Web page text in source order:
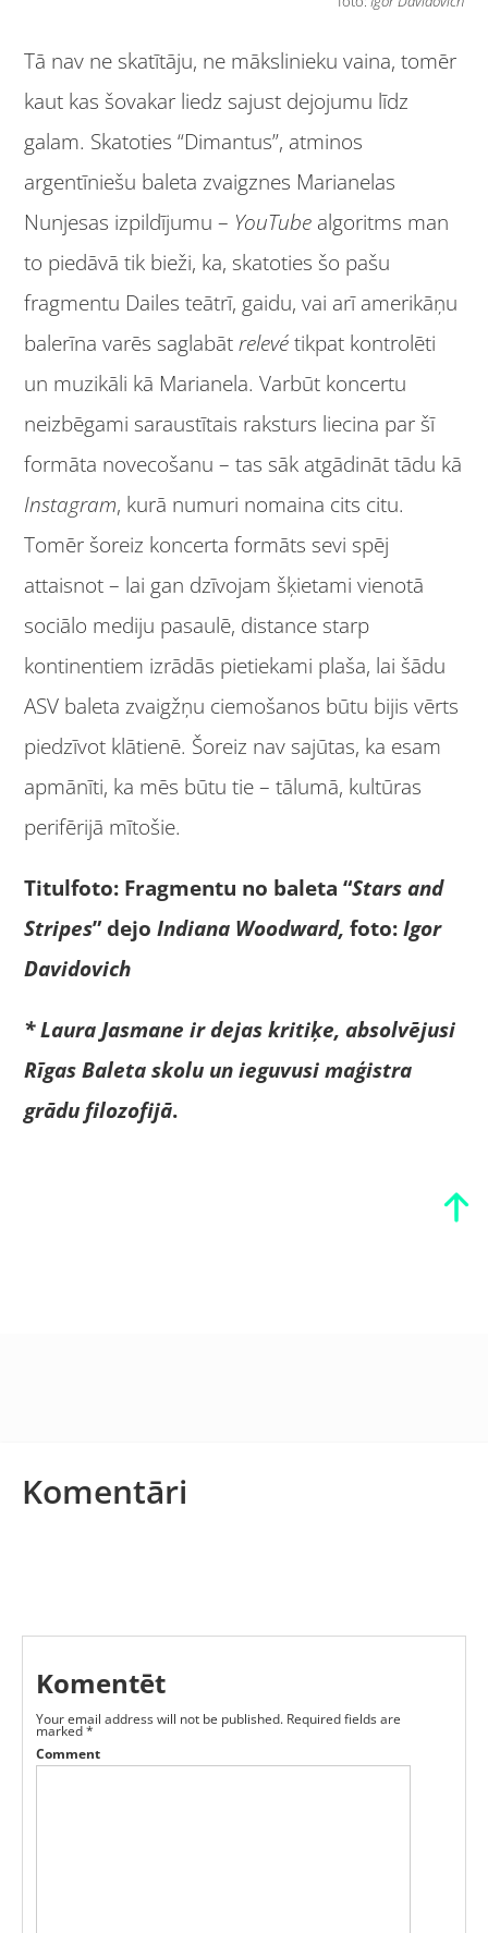
Tā nav ne skatītāju, ne mākslinieku vaina, tomēr
kaut kas šovakar liedz sajust dejojumu līdz
galam. Skatoties “Dimantus”, atminos
argentīniešu baleta zvaigznes Marianelas
Nunjesas izpildījumu – YouTube algoritms man
to piedāvā tik bieži, ka, skatoties šo pašu
fragmentu Dailes teātrī, gaidu, vai arī amerikāņu
balerīna varēs saglabātrelevétikpat kontrolēti
un muzikāli kā Marianela. Varbūt koncertu
neizbēgami saraustītais raksturs liecina par šī
formāta novecošanu – tas sāk atgādināt tādu kā
Instagram, kurā numuri nomaina cits citu.
Tomēr šoreiz koncerta formāts sevi spēj
attaisnot – lai gan dzīvojam šķietami vienotā
sociālo mediju pasaulē, distance starp
kontinentiem izrādās pietiekami plaša, lai šādu
ASV baleta zvaigžņu ciemošanos būtu bijis vērts
piedzīvot klātienē. Šoreiz nav sajūtas, ka esam
apmānīti, ka mēs būtu tie – tālumā, kultūras
perifērijā mītošie.
Titulfoto: Fragmentu no baleta “Stars and
Stripes” dejoIndiana Woodward, foto:Igor
Davidovich
* Laura Jasmane ir dejas kritiķe, absolvējusi
Rīgas Baleta skolu un ieguvusi maģistra
grādu filozofijā.
Komentāri
Komentēt
Your email address will not be published. Required fields are
marked*
Comment